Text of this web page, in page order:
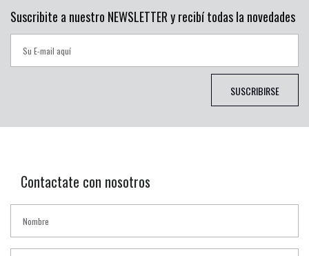
Suscribite a nuestro NEWSLETTER y recibí todas la novedades
SUSCRIBIRSE
Contactate con nosotros